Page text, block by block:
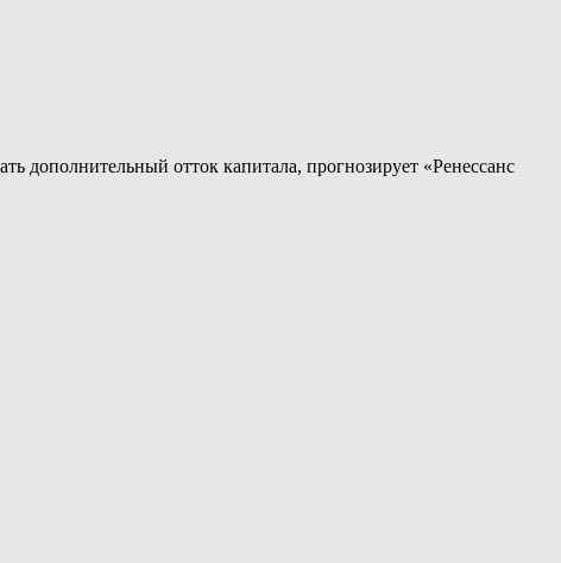
дополнительный отток капитала, прогнозирует «Ренессанс